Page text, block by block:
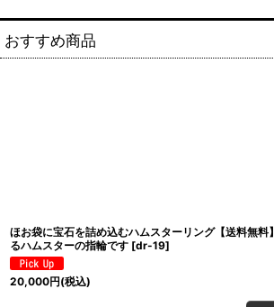
おすすめ商品
ほお袋に宝石を詰め込むハムスターリング【送料無
るハムスターの指輪です [dr-19]
20,000円(税込)